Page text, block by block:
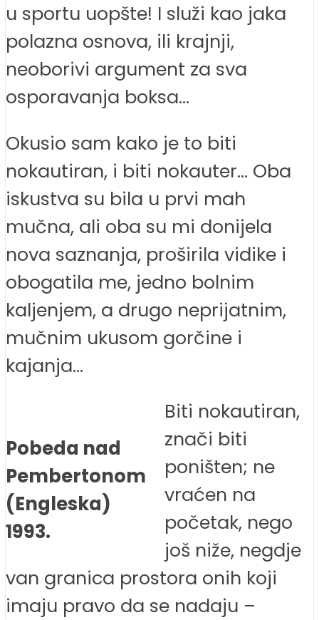
u sportu uopšte! I služi kao jaka
polazna osnova, ili krajnji,
neoborivi argument za sva
osporavanja boksa…
Okusio sam kako je to biti
nokautiran, i biti nokauter… Oba
iskustva su bila u prvi mah
mučna, ali oba su mi donijela
nova saznanja, proširila vidike i
obogatila me, jedno bolnim
kaljenjem, a drugo neprijatnim,
mučnim ukusom gorčine i
kajanja…
Pobeda nad
Pembertonom
(Engleska)
1993.
Biti nokautiran,
znači biti
poništen; ne
vraćen na
početak, nego
još niže, negdje
van granica prostora onih koji
imaju pravo da se nadaju –